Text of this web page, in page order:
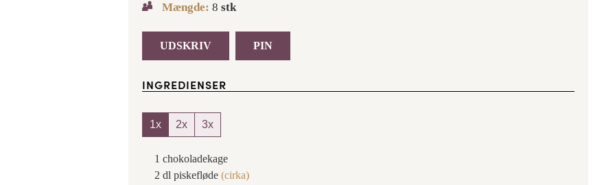
Mængde: 8 stk
UDSKRIV PIN
INGREDIENSER
1x 2x 3x
1 chokoladekage
2 dl piskefløde (cirka)